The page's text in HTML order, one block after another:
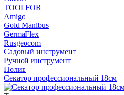
TOOLFOR
Amigo
Gold Manibus
GermaFlex
Rusgeocom
Садовый инструмент
Ручной инструмент
Полив
Секатор профессиональный 18см